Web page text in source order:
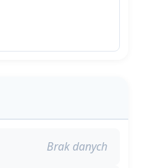
Brak danych